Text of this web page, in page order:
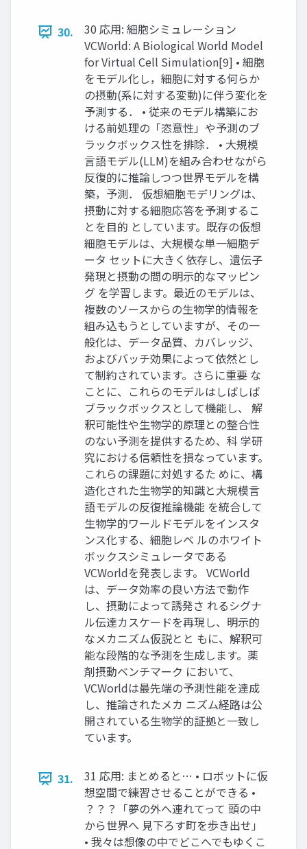
30.
30 応用: 細胞シミュレーション
VCWorld: A Biological World Model
for Virtual Cell Simulation[9] • 細胞
をモデル化し，細胞に対する何らか
の摂動(系に対する変動)に伴う変化を
予測する． • 従来のモデル構築にお
ける前処理の「恣意性」や予測のブ
ラックボックス性を排除． • 大規模
言語モデル(LLM)を組み合わせながら
反復的に推論しつつ世界モデルを構
築，予測． 仮想細胞モデリングは、
摂動に対する細胞応答を予測するこ
とを目的 としています。既存の仮想
細胞モデルは、大規模な単一細胞デ
ータ セットに大きく依存し、遺伝子
発現と摂動の間の明示的なマッピン
グ を学習します。最近のモデルは、
複数のソースからの生物学的情報を
組み込もうとしていますが、その一
般化は、データ品質、カバレッジ、
およびバッチ効果によって依然とし
て制約されています。さらに重要 な
ことに、これらのモデルはしばしば
ブラックボックスとして機能し、 解
釈可能性や生物学的原理との整合性
のない予測を提供するため、科 学研
究における信頼性を損なっています。
これらの課題に対処するた めに、構
造化された生物学的知識と大規模言
語モデルの反復推論機能 を統合して
生物学的ワールドモデルをインスタ
ンス化する、細胞レベ ルのホワイト
ボックスシミュレータである
VCWorldを発表します。 VCWorld
は、データ効率の良い方法で動作
し、摂動によって誘発さ れるシグナ
ル伝達カスケードを再現し、明示的
なメカニズム仮説とと もに、解釈可
能な段階的な予測を生成します。薬
剤摂動ベンチマーク において、
VCWorldは最先端の予測性能を達成
し、推論されたメカ ニズム経路は公
開されている生物学的証拠と一致し
ています。
31.
31 応用: まとめると… • ロボットに仮
想空間で練習させることができる •
？？？「夢の外へ連れてって 頭の中
から世界へ 見下ろす町を歩き出せ」
• 我々は想像の中でどこへでもゆくこ